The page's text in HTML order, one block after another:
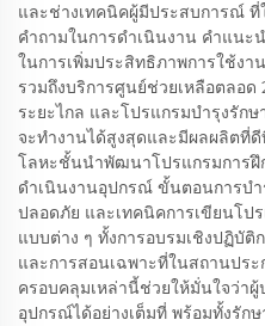
และช่างเทคนิคผู้มีประสบการณ์
คำถามในการดำเนินงาน คำแน
ในการเพิ่มประสิทธิภาพการใช้ง
รวมถึงบริการศูนย์ช่วยเหลือตลอ
ระยะไกล และโปรแกรมบำรุงรัก
จะทำงานได้สูงสุดและมีผลผลิตที่
โลหะชั้นนำพัฒนาโปรแกรมการฝึ
ดำเนินงานอุปกรณ์ ขั้นตอนการบ
ปลอดภัย และเทคนิคการเขียนโป
แบบต่าง ๆ ทั้งการอบรมเชิงปฏิบั
และการสอนเฉพาะที่ในสถานประ
ครอบคลุมเหล่านี้ช่วยให้มั่นใจว่า
อุปกรณ์ได้อย่างเต็มที่ พร้อมทั้งรัก